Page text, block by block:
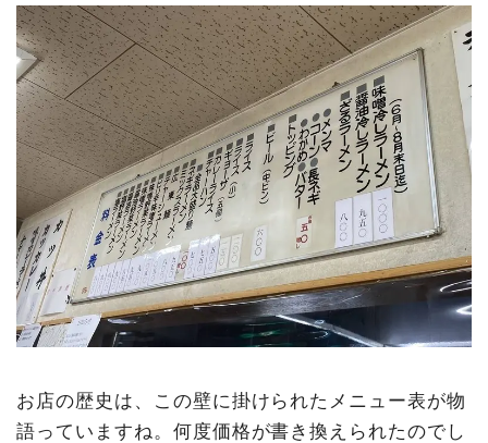
お店の歴史は、この壁に掛けられたメニュー表が物
語っていますね。何度価格が書き換えられたのでし